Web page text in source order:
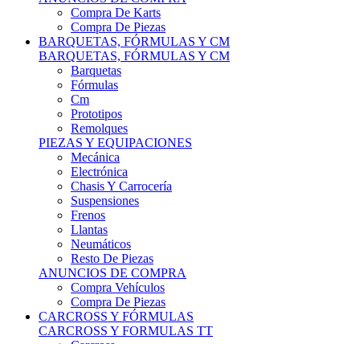
Compra De Piezas
BARQUETAS, FÓRMULAS Y CM
BARQUETAS, FÓRMULAS Y CM
Barquetas
Fórmulas
Cm
Prototipos
Remolques
PIEZAS Y EQUIPACIONES
Mecánica
Electrónica
Chasis Y Carrocería
Suspensiones
Frenos
Llantas
Neumáticos
Resto De Piezas
ANUNCIOS DE COMPRA
Compra Vehículos
Compra De Piezas
CARCROSS Y FÓRMULAS
CARCROSS Y FORMULAS TT
Carcross
Formulas Tt Autocross